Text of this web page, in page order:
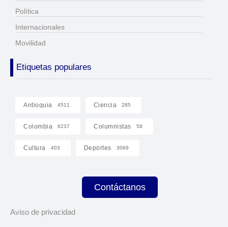
Política
Internacionales
Movilidad
Etiquetas populares
Antioquia 4511 Ciencia 285
Colombia 6237 Columnistas 58
Cultura 403 Deportes 3069
Contáctanos
Aviso de privacidad